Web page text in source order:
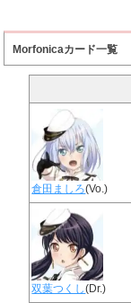
Morfonicaカード一覧
倉田ましろ(Vo.)
双葉つくし(Dr.)